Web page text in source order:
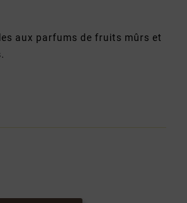
aux parfums de fruits mûrs et